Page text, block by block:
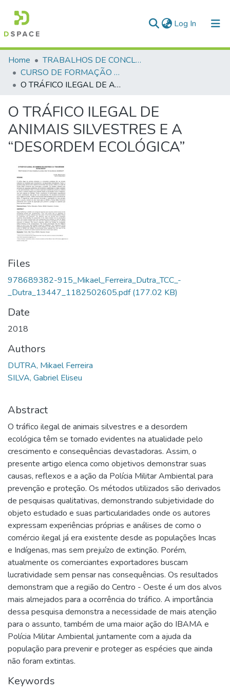
Log In (current)
Communities & Collections
All of DSpace
Home
TRABALHOS DE CONCLUSÃO DE CURSO - CFP (CURSO DE FORMAÇÃO DE PRAÇAS)
CURSO DE FORMAÇÃO DE PRAÇAS - CFP - 2018
O TRÁFICO ILEGAL DE ANIMAIS SILVESTRES E A “DESORDEM ECOLÓGICA”
O TRÁFICO ILEGAL DE
ANIMAIS SILVESTRES E A
“DESORDEM ECOLÓGICA”
Files
978689382-915_Mikael_Ferreira_Dutra_TCC_-
_Dutra_13447_1182502605.pdf(177.02 KB)
Date
2018
Authors
DUTRA, Mikael Ferreira
SILVA, Gabriel Eliseu
Abstract
O tráfico ilegal de animais silvestres e a desordem
ecológica têm se tornado evidentes na atualidade pelo
crescimento e consequências devastadoras. Assim, o
presente artigo elenca como objetivos demonstrar suas
causas, reflexos e a ação da Polícia Militar Ambiental para
prevenção e proteção. Os métodos utilizados são derivados
de pesquisas qualitativas, demonstrando subjetividade do
objeto estudado e suas particularidades onde os autores
expressam experiências próprias e análises de como o
comércio ilegal já era existente desde as populações Incas
e Indígenas, mas sem prejuízo de extinção. Porém,
atualmente os comerciantes exportadores buscam
lucratividade sem pensar nas consequências. Os resultados
demonstram que a região do Centro - Oeste é um dos alvos
mais almejados para a ocorrência do tráfico. A importância
dessa pesquisa demonstra a necessidade de mais atenção
para o assunto, também de uma maior ação do IBAMA e
Polícia Militar Ambiental juntamente com a ajuda da
população para prevenir e proteger as espécies que ainda
não foram extintas.
Keywords